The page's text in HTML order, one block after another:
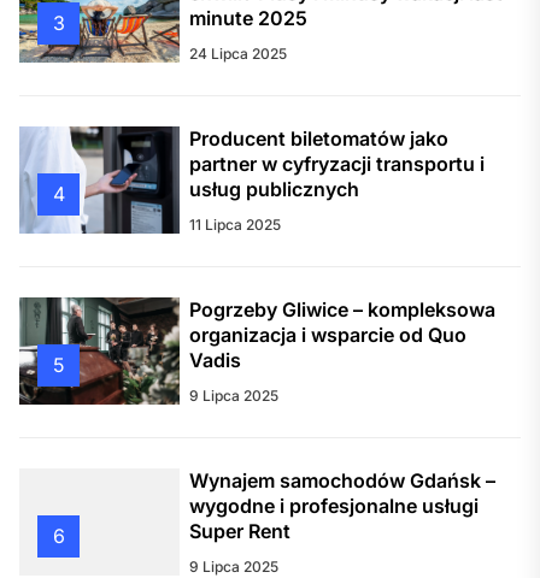
3
minute 2025
24 Lipca 2025
4
Producent biletomatów jako
partner w cyfryzacji transportu i
usług publicznych
11 Lipca 2025
5
Pogrzeby Gliwice – kompleksowa
organizacja i wsparcie od Quo
Vadis
9 Lipca 2025
6
Wynajem samochodów Gdańsk –
wygodne i profesjonalne usługi
Super Rent
9 Lipca 2025